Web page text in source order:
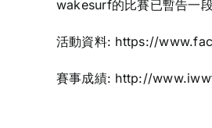
wakesurf的比賽已暫告一
活動資料: https://
賽事成績: http://